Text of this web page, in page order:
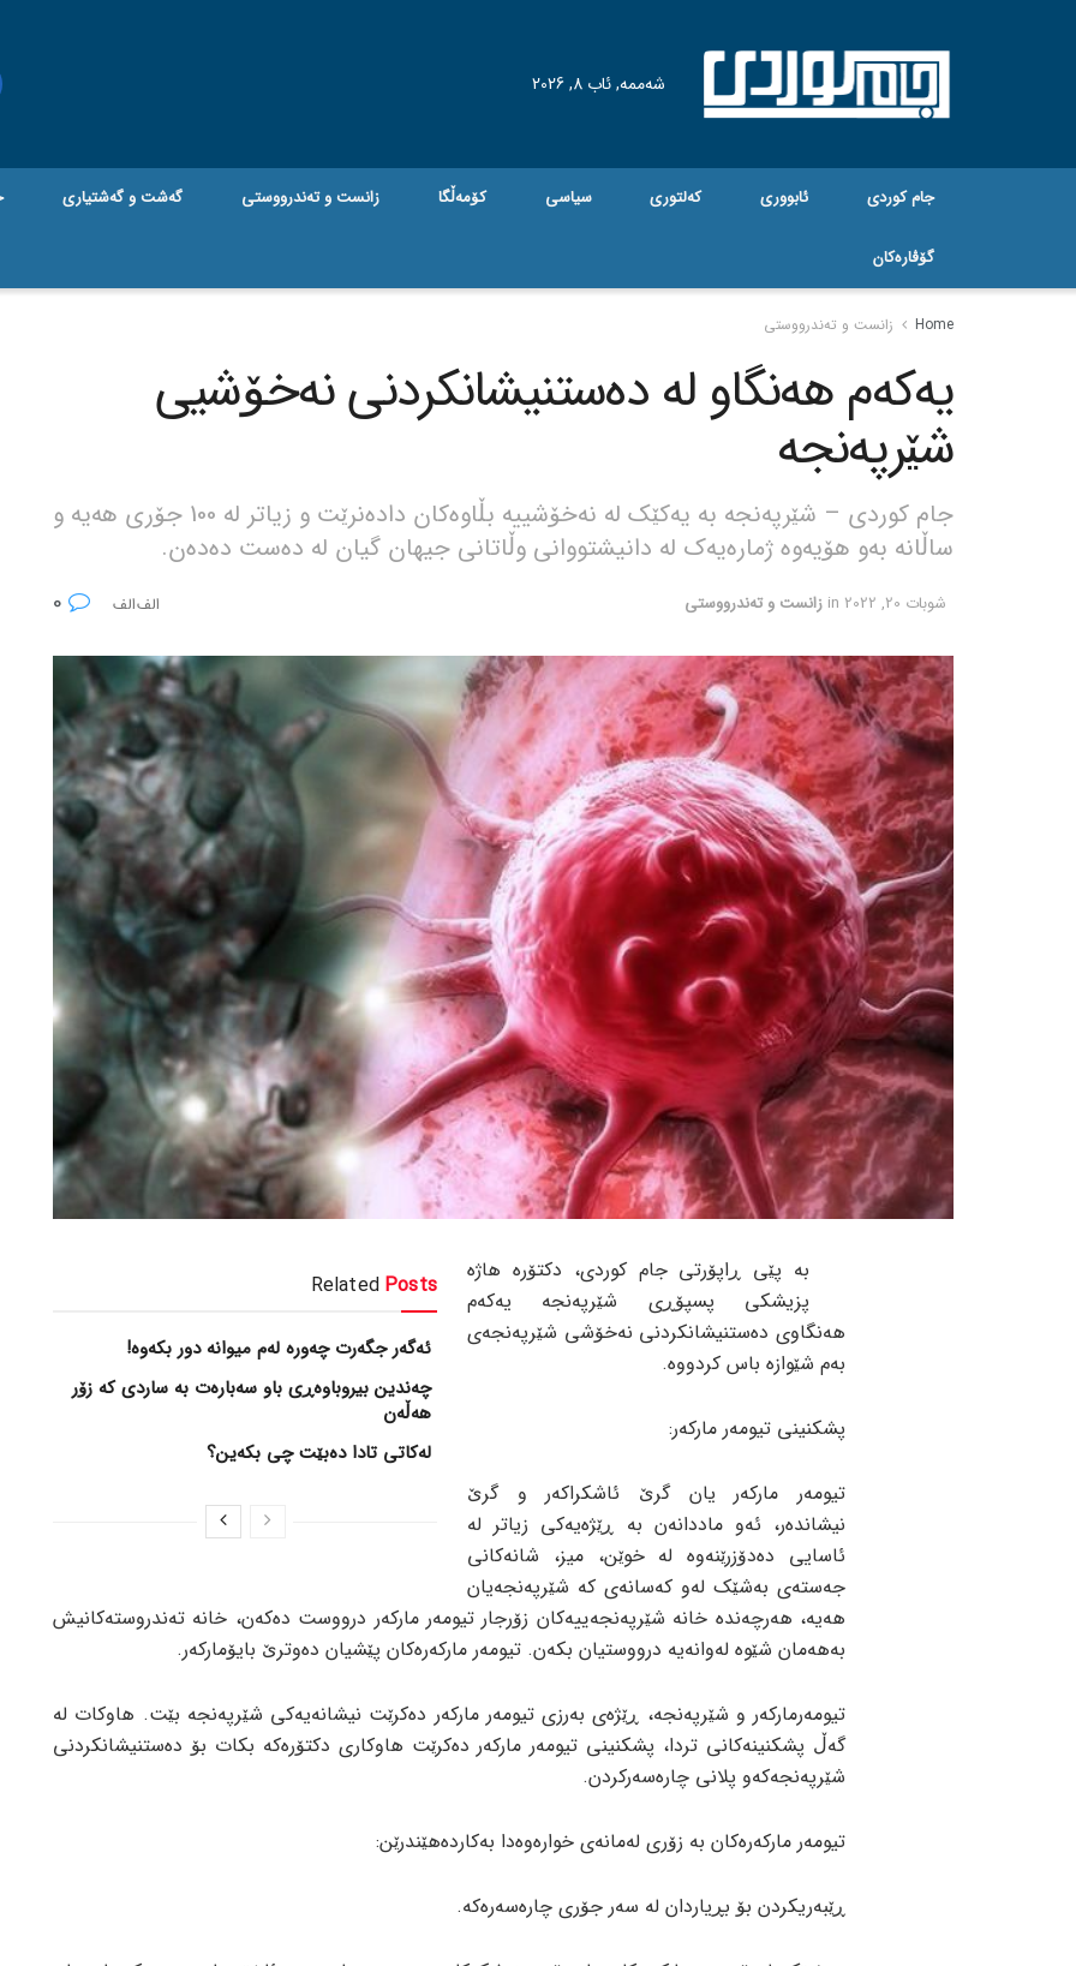
شەممە, ئاب 8, 2026
جام کوردی ئابووری کەلتوری سیاسی کۆمەڵگا زانست و تەندرووستی گه‌شت و گه‌شتیاری
گۆڤاره‌کان
Home زانست و تەندرووستی
یەکەم هەنگاو لە دەستنیشانکردنی نەخۆشیی
شێرپەنجە
جام کوردی – شێرپەنجە بە یەکێک لە نەخۆشییە بڵاوەکان دادەنرێت و زیاتر لە 100 جۆری هەیە و
ساڵانە بەو هۆیەوە ژمارەیەک لە دانیشتووانی وڵاتانی جیهان گیان لە دەست دەدەن.
شوبات 20, 2022 in زانست و تەندرووستی
Related Posts
ئەگەر جگەرت چەورە لەم میوانە دور بکەوە!
چەندین بیروباوەڕی باو سەبارەت بە ساردی کە زۆر
هەڵەن
لەکاتی تادا دەبێت چی بکەین؟
بە پێی ڕاپۆرتی جام کوردی، دکتۆرە هاژە
پزیشکی پسپۆڕی شێرپەنجە یەکەم
هەنگاوی دەستنیشانکردنی نەخۆشی شێرپەنجەی
بەم شێوازە باس کردووە.
پشکنینی تیومەر مارکەر:
تیومەر مارکەر یان گرێ ئاشکراکەر و گرێ
نیشاندەر، ئەو ماددانەن بە ڕێژەیەکی زیاتر لە
ئاسایی دەدۆزرێنەوە لە خوێن، میز، شانەکانی
جەستەی بەشێک لەو کەسانەی کە شێرپەنجەیان
هەیە، هەرچەندە خانە شێرپەنجەییەکان زۆرجار تیومەر مارکەر درووست دەکەن، خانە تەندروستەکانیش
بەهەمان شێوە لەوانەیە درووستیان بکەن. تیومەر مارکەرەکان پێشیان دەوترێ بایۆمارکەر.
تیومەرمارکەر و شێرپەنجە، ڕێژەی بەرزی تیومەر مارکەر دەکرێت نیشانەیەکی شێرپەنجە بێت. هاوکات لە
گەڵ پشکنینەکانی تردا، پشکنینی تیومەر مارکەر دەکرێت هاوکاری دکتۆرەکە بکات بۆ دەستنیشانکردنی
شێرپەنجەکەو پلانی چارەسەرکردن.
تیومەر مارکەرەکان بە زۆری لەمانەی خوارەوەدا بەکاردەهێندرێن:
ڕێبەریکردن بۆ بڕیاردان لە سەر جۆری چارەسەرەکە.